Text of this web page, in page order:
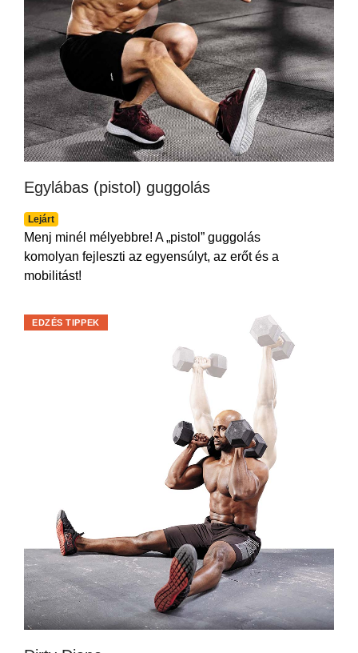
Egylábas (pistol) guggolás
Lejárt
Menj minél mélyebbre! A „pistol” guggolás
komolyan fejleszti az egyensúlyt, az erőt és a
mobilitást!
EDZÉS TIPPEK